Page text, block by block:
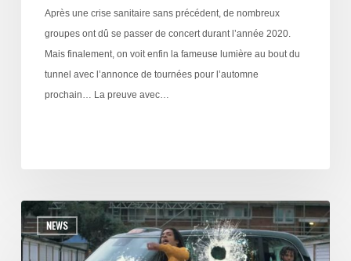
Après une crise sanitaire sans précédent, de nombreux
groupes ont dû se passer de concert durant l’année 2020.
Mais finalement, on voit enfin la fameuse lumière au bout du
tunnel avec l’annonce de tournées pour l’automne
prochain… La preuve avec…
NEWS